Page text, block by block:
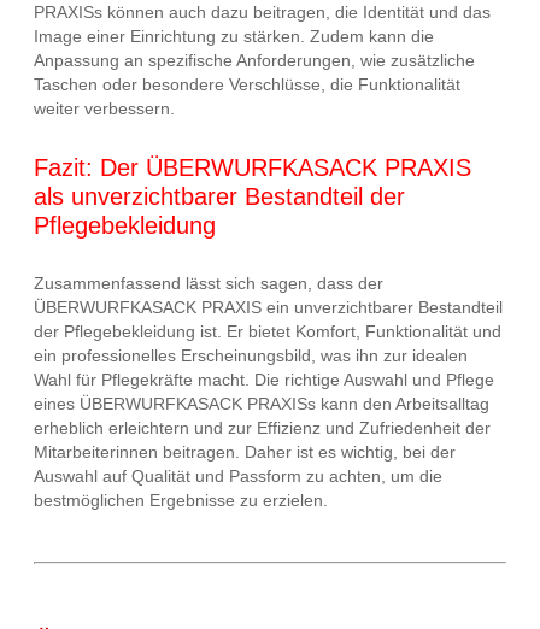
PRAXISs können auch dazu beitragen, die Identität und das
Image einer Einrichtung zu stärken. Zudem kann die
Anpassung an spezifische Anforderungen, wie zusätzliche
Taschen oder besondere Verschlüsse, die Funktionalität
weiter verbessern.
Fazit: Der ÜBERWURFKASACK PRAXIS
als unverzichtbarer Bestandteil der
Pflegebekleidung
Zusammenfassend lässt sich sagen, dass der
ÜBERWURFKASACK PRAXIS ein unverzichtbarer Bestandteil
der Pflegebekleidung ist. Er bietet Komfort, Funktionalität und
ein professionelles Erscheinungsbild, was ihn zur idealen
Wahl für Pflegekräfte macht. Die richtige Auswahl und Pflege
eines ÜBERWURFKASACK PRAXISs kann den Arbeitsalltag
erheblich erleichtern und zur Effizienz und Zufriedenheit der
Mitarbeiterinnen beitragen. Daher ist es wichtig, bei der
Auswahl auf Qualität und Passform zu achten, um die
bestmöglichen Ergebnisse zu erzielen.